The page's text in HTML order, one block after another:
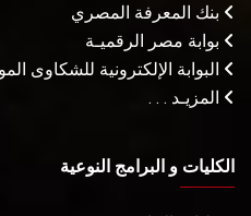
بنك المعرفة المصري
بوابة مصر الرقميـة
البوابة الإلكترونية للشكاوى
المزيـد . . .
الكليات و البرامج النوعية